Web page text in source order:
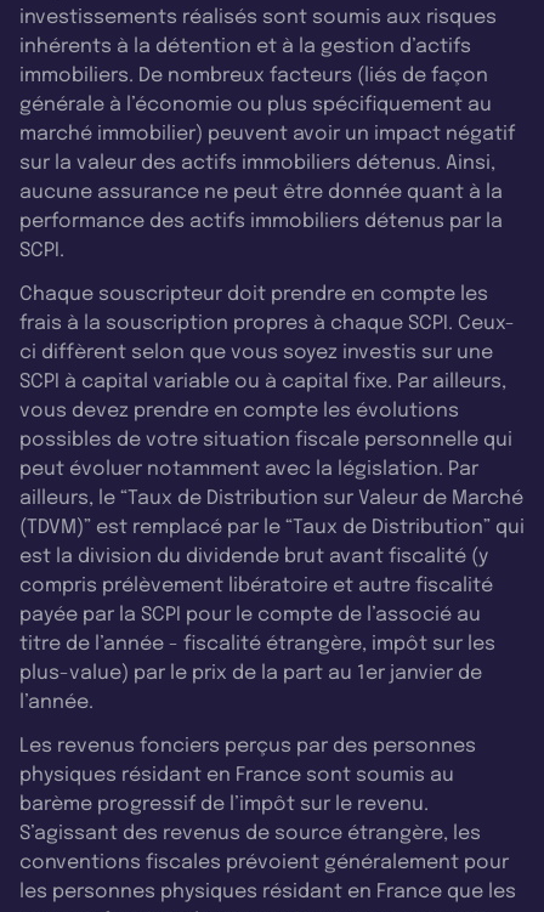
investissements réalisés sont soumis aux risques
inhérents à la détention et à la gestion d’actifs
immobiliers. De nombreux facteurs (liés de façon
générale à l’économie ou plus spécifiquement au
marché immobilier) peuvent avoir un impact négatif
sur la valeur des actifs immobiliers détenus. Ainsi,
aucune assurance ne peut être donnée quant à la
performance des actifs immobiliers détenus par la
SCPI.
Chaque souscripteur doit prendre en compte les
frais à la souscription propres à chaque SCPI. Ceux-
ci diffèrent selon que vous soyez investis sur une
SCPI à capital variable ou à capital fixe. Par ailleurs,
vous devez prendre en compte les évolutions
possibles de votre situation fiscale personnelle qui
peut évoluer notamment avec la législation. Par
ailleurs, le “Taux de Distribution sur Valeur de Marché
(TDVM)” est remplacé par le “Taux de Distribution” qui
est la division du dividende brut avant fiscalité (y
compris prélèvement libératoire et autre fiscalité
payée par la SCPI pour le compte de l’associé au
titre de l’année - fiscalité étrangère, impôt sur les
plus-value) par le prix de la part au 1er janvier de
l’année.
Les revenus fonciers perçus par des personnes
physiques résidant en France sont soumis au
barème progressif de l’impôt sur le revenu.
S’agissant des revenus de source étrangère, les
conventions fiscales prévoient généralement pour
les personnes physiques résidant en France que les